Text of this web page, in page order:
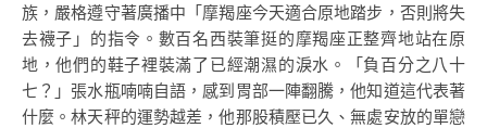
族，嚴格遵守著廣播中「摩羯座今天適合原地踏步，否則將失
去襪子」的指令。數百名西裝筆挺的摩羯座正整齊地站在原
地，他們的鞋子裡裝滿了已經潮濕的淚水。「負百分之八十
七？」張水瓶喃喃自語，感到胃部一陣翻騰，他知道這代表著
什麼。林天秤的運勢越差，他那股積壓已久、無處安放的單戀